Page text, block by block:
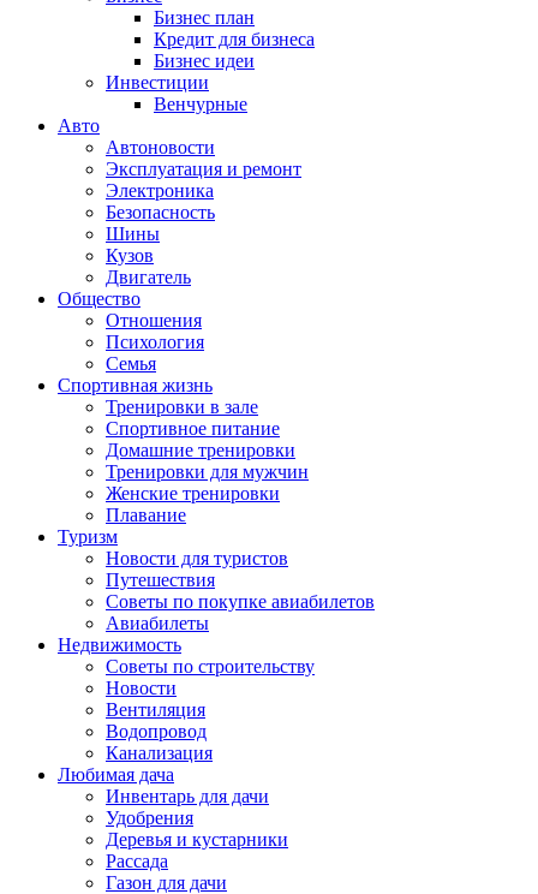
Бизнес план
Кредит для бизнеса
Бизнес идеи
Инвестиции
Венчурные
Авто
Автоновости
Эксплуатация и ремонт
Электроника
Безопасность
Шины
Кузов
Двигатель
Общество
Отношения
Психология
Семья
Спортивная жизнь
Тренировки в зале
Спортивное питание
Домашние тренировки
Тренировки для мужчин
Женские тренировки
Плавание
Туризм
Новости для туристов
Путешествия
Советы по покупке авиабилетов
Авиабилеты
Недвижимость
Советы по строительству
Новости
Вентиляция
Водопровод
Канализация
Любимая дача
Инвентарь для дачи
Удобрения
Деревья и кустарники
Рассада
Газон для дачи